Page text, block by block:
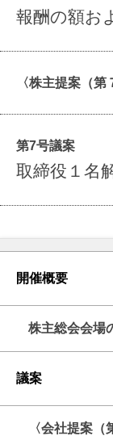
報酬の額お
〈株主提案（第
第7号議案
取締役１名
開催概要
株主総会会場
議案
〈会社提案（